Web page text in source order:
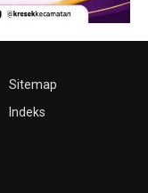
Sitemap
Indeks